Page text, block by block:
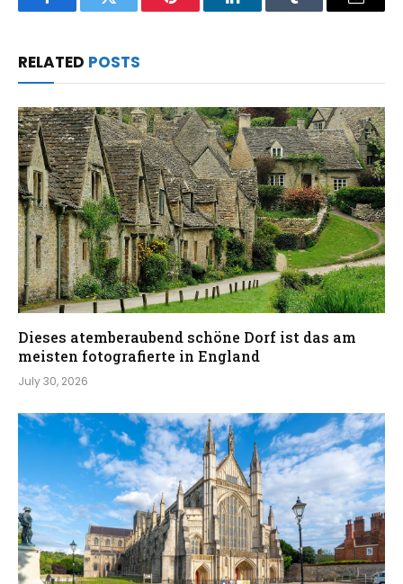
FacebookTwitter Pinterest LinkedInTumblr Email
RELATED POSTS
Dieses atemberaubend schöne Dorf ist das am
meisten fotografierte in England
July 30, 2026